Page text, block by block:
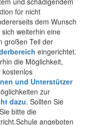
für nicht
dem Wunsch
weiterhin eine
großen Teil der
eingerichtet.
die Möglichkeit,
kostenlos
und Unterstützer
zur
dazu. Sollten Sie
bitte die
angeboten